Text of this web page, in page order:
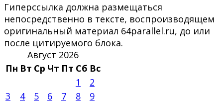
Гиперссылка должна размещаться
непосредственно в тексте, воспроизводящем
оригинальный материал 64parallel.ru, до или
после цитируемого блока.
Август 2026
Пн Вт Ср Чт Пт Сб Вс
1
2
3
4 5 6 7 8
9